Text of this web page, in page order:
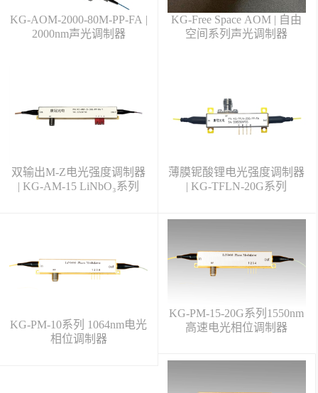
KG-AOM-2000-80M-PP-FA |
2000nm声光调制器
KG-Free Space AOM | 自由
空间系列声光调制器
双输出M-Z电光强度调制器
| KG-AM-15 LiNbO₃系列
薄膜铌酸锂电光强度调制器
| KG-TFLN-20G系列
KG-PM-10系列 1064nm电光
相位调制器
KG-PM-15-20G系列1550nm
高速电光相位调制器